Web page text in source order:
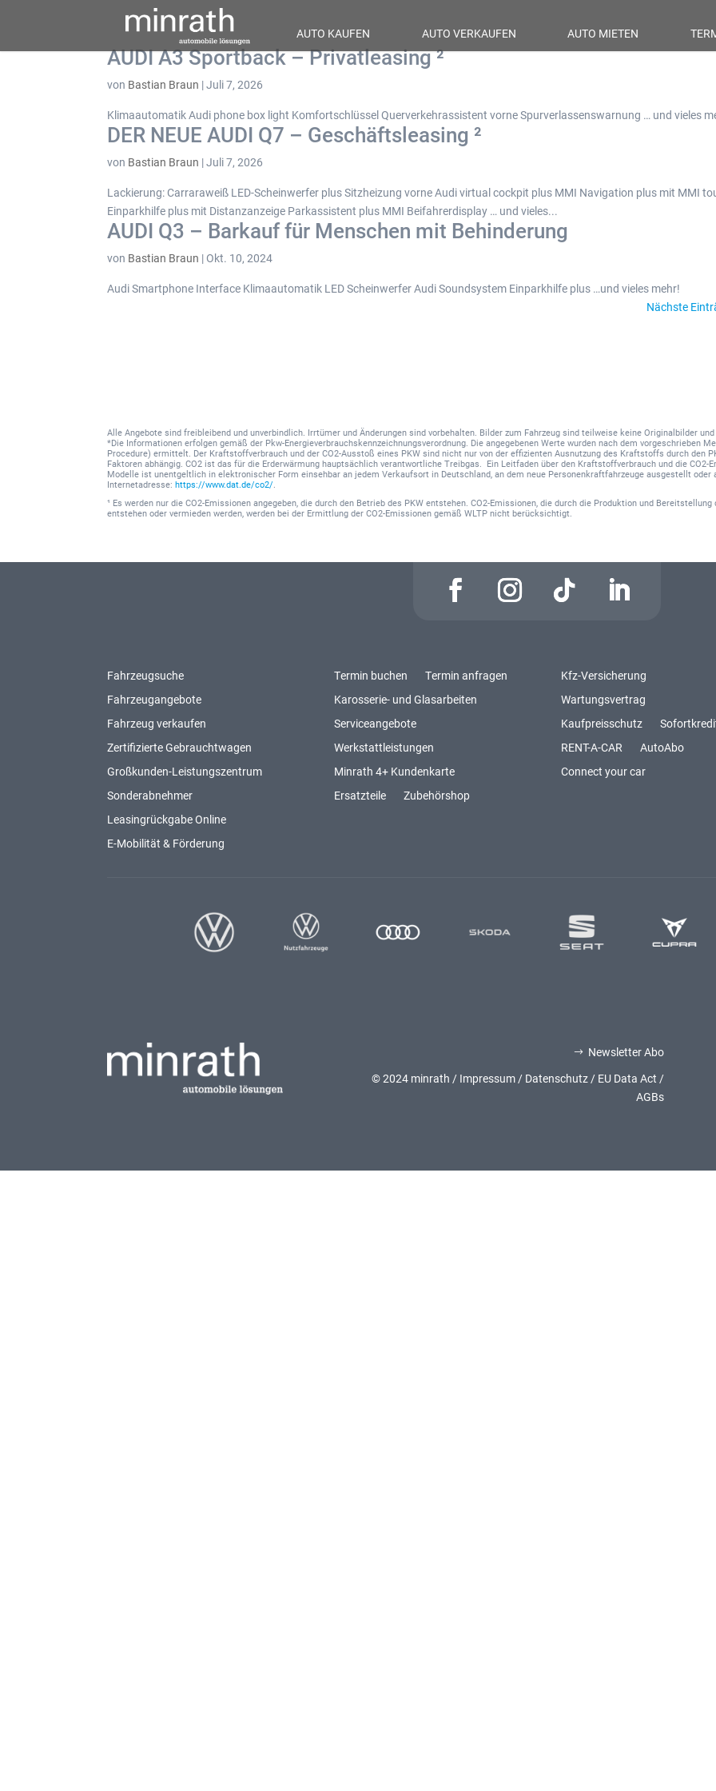
AUTO KAUFEN AUTO VERKAUFEN AUTO MIETEN
AUDI A3 Sportback – Privatleasing ²
von Bastian Braun |Juli 7, 2026
Klimaautomatik Audi phone box light Komfortschlüssel Querverkehrassistent vorne Spurverlassenswarnung … und vieles
DER NEUE AUDI Q7 – Geschäftsleasing ²
von Bastian Braun |Juli 7, 2026
Lackierung: Carraraweiß LED-Scheinwerfer plus Sitzheizung vorne Audi virtual cockpit plus MMI Navigation plus mit MMI
Einparkhilfe plus mit Distanzanzeige Parkassistent plus MMI Beifahrerdisplay … und vieles...
AUDI Q3 – Barkauf für Menschen mit Behinderung
von Bastian Braun | Okt. 10, 2024
Audi Smartphone Interface Klimaautomatik LED Scheinwerfer Audi Soundsystem Einparkhilfe plus …und vieles mehr!
Nächste
Alle Angebote sind freibleibend und unverbindlich. Irrtümer und Änderungen sind vorbehalten. Bilder zum Fahrzeug sind teilweise keine Originalbilder
*Die Informationen erfolgen gemäß der Pkw-Energieverbrauchskennzeichnungsverordnung. Die angegebenen Werte wurden nach dem vorgeschrieben
Procedure) ermittelt. Der Kraftstoffverbrauch und der CO2-Ausstoß eines PKW sind nicht nur von der effizienten Ausnutzung des Kraftstoffs durch den
Faktoren abhängig. CO2 ist das für die Erderwärmung hauptsächlich verantwortliche Treibgas. Ein Leitfaden über den Kraftstoffverbrauch und die CO2-
Modelle ist unentgeltlich in elektronischer Form einsehbar an jedem Verkaufsort in Deutschland, an dem neue Personenkraftfahrzeuge ausgestellt
Internetadresse:https://www.dat.de/co2/
¹ Es werden nur die CO2-Emissionen angegeben, die durch den Betrieb des PKW entstehen. CO2-Emissionen, die durch die Produktion und
entstehen oder vermieden werden, werden bei der Ermittlung der CO2-Emissionen gemäß WLTP nicht berücksichtigt.
Fahrzeugsuche
Fahrzeugangebote
Fahrzeug verkaufen
Zertifizierte Gebrauchtwagen
Großkunden-Leistungszentrum
Sonderabnehmer
Leasingrückgabe Online
E-Mobilität & Förderung
Termin buchen
Termin anfragen
Karosserie- und Glasarbeiten
Serviceangebote
Werkstattleistungen
Minrath 4+ Kundenkarte
Ersatzteile
Zubehörshop
Kfz-Versicherung
Wartungsvertrag
Kaufpreisschutz
RENT-A-CAR
AutoAbo
Connect your car
$ Newsletter Abo
© 2024 minrath / Impressum/ Datenschutz/ EU Data Act /
AGBs